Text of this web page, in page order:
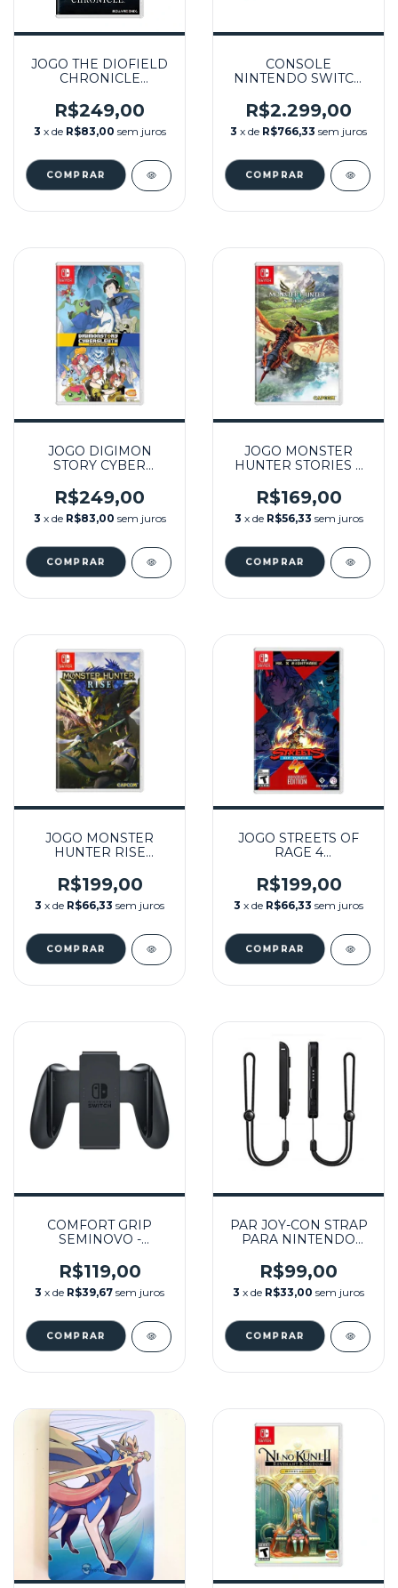
JOGO THE DIOFIELD
CHRONICLE
NINTENDO SWITCH
R$249,00
3 x de R$83,00 sem juros
CONSOLE
NINTENDO SWITCH
256GB NA CAIXA
SEMINOVO -
NINTENDO
R$2.299,00
3 x de R$766,33 sem juros
JOGO DIGIMON
STORY CYBER
EDITION SEMINOVO
- NINTENDO SWITCH
R$249,00
3 x de R$83,00 sem juros
JOGO MONSTER
HUNTER STORIES 2
SEMINOVO -
NINTENDO SWITCH
R$169,00
3 x de R$56,33 sem juros
JOGO MONSTER
HUNTER RISE
NINTENDO SWITCH
R$199,00
3 x de R$66,33 sem juros
JOGO STREETS OF
RAGE 4
EDITION SEMINOVO
- NINTENDO SWITCH
R$199,00
3 x de R$66,33 sem juros
COMFORT GRIP
SEMINOVO -
R$119,00
3 x de R$39,67 sem juros
PAR JOY-CON STRAP
PARA NINTENDO
NINTENDO SWITCH
R$99,00
3 x de R$33,00 sem juros